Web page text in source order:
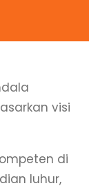
visi
di
luhur,